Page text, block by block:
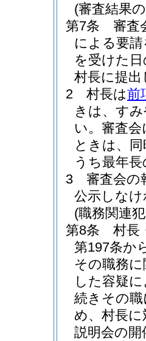
(審査結果
第7条
審査
による要
を受けた
村長に提
2
村長は前
きは、す
い。 審査
ときは、
うち最年
3
審査会の
公示しな
(職務関連
第8条
村長
第197条か
その職務
した容疑
続きその
め、村長
説明会の